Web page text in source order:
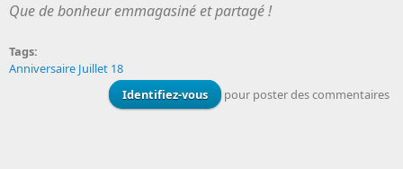
Que de bonheur emmagasiné et partagé !
Tags:
Anniversaire Juillet 18
Identifiez-vous
pour poster des commentaires